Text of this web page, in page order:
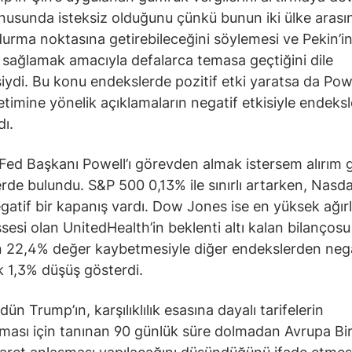
isteksiz olduğunu çünkü bunun iki ülke
noktasına getirebileceğini söylemesi ve
amacıyla defalarca temasa geçtiğini dile
Bu konu endekslerde pozitif etki yaratsa da
yönelik açıklamaların negatif etkisiyle
Başkanı Powell’ı görevden almak istersem alırım
bulundu. S&P 500 0,13% ile sınırlı artarken,
bir kapanış vardı. Dow Jones ise en yüksek
olan UnitedHealth’in beklenti altı kalan bilançosu
22,4% değer kaybetmesiyle diğer endekslerden
1,3% düşüş gösterdi.
Trump’ın, karşılıklılık esasına dayalı tarifelerin
için tanınan 90 günlük süre dolmadan Avrupa